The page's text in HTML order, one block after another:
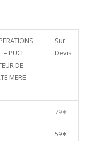
– PUCE
DE
MERE –
Sur
Devis
79 €
59 €